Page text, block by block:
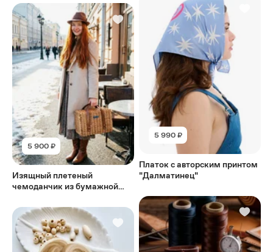
5 900 ₽
Изящный плетеный
чемоданчик из бумажной
5 990 ₽
Платок с авторским принтом
"Далматинец"